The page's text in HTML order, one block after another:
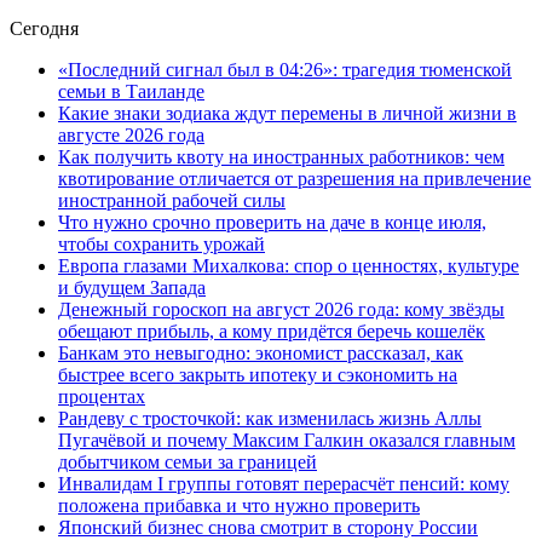
Сегодня
«Последний сигнал был в 04:26»: трагедия тюменской
семьи в Таиланде
Какие знаки зодиака ждут перемены в личной жизни в
августе 2026 года
Как получить квоту на иностранных работников: чем
квотирование отличается от разрешения на привлечение
иностранной рабочей силы
Что нужно срочно проверить на даче в конце июля,
чтобы сохранить урожай
Европа глазами Михалкова: спор о ценностях, культуре
и будущем Запада
Денежный гороскоп на август 2026 года: кому звёзды
обещают прибыль, а кому придётся беречь кошелёк
Банкам это невыгодно: экономист рассказал, как
быстрее всего закрыть ипотеку и сэкономить на
процентах
Рандеву с тросточкой: как изменилась жизнь Аллы
Пугачёвой и почему Максим Галкин оказался главным
добытчиком семьи за границей
Инвалидам I группы готовят перерасчёт пенсий: кому
положена прибавка и что нужно проверить
Японский бизнес снова смотрит в сторону России